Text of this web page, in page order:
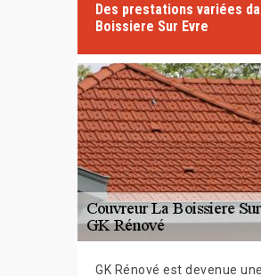
Des prestations variées
Boissiere Sur Evre
GK Rénové est devenue